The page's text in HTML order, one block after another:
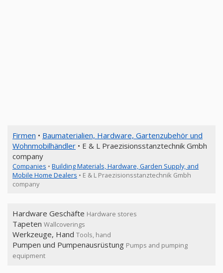
Firmen • Baumaterialien, Hardware, Gartenzubehör und
Wohnmobilhändler • E & L Praezisionsstanztechnik Gmbh
company
Companies • Building Materials, Hardware, Garden Supply, and
Mobile Home Dealers • E & L Praezisionsstanztechnik Gmbh
company
Hardware Geschäfte Hardware stores
Tapeten Wallcoverings
Werkzeuge, Hand Tools, hand
Pumpen und Pumpenausrüstung Pumps and pumping
equipment